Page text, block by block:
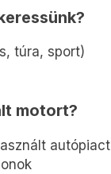
túra, sport)
motort?